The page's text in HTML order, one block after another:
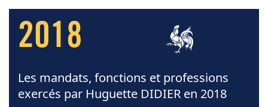
2018
Les mandats, fonctions et professions
exercés par Huguette DIDIER en 2018